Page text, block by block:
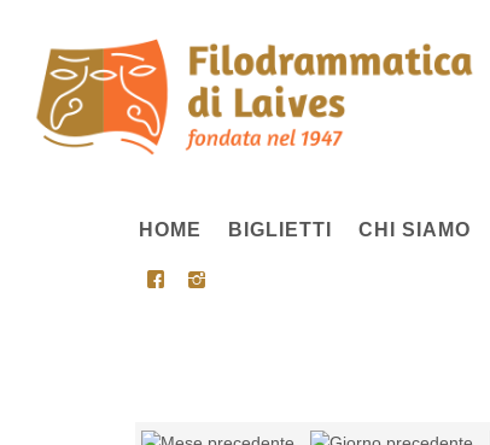
HOME BIGLIETTI CHI SIAMO